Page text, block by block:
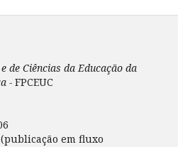
de Ciências da Educação da
- FPCEUC
em fluxo